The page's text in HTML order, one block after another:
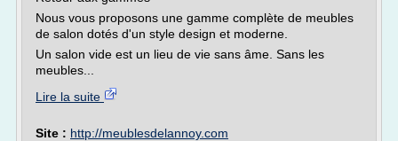
Nous vous proposons une gamme complète de meubles
de salon dotés d'un style design et moderne.
Un salon vide est un lieu de vie sans âme. Sans les
meubles...
Lire la suite
Site : http://meublesdelannoy.com